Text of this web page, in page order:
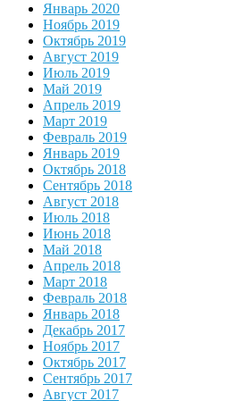
Январь 2020
Ноябрь 2019
Октябрь 2019
Август 2019
Июль 2019
Май 2019
Апрель 2019
Март 2019
Февраль 2019
Январь 2019
Октябрь 2018
Сентябрь 2018
Август 2018
Июль 2018
Июнь 2018
Май 2018
Апрель 2018
Март 2018
Февраль 2018
Январь 2018
Декабрь 2017
Ноябрь 2017
Октябрь 2017
Сентябрь 2017
Август 2017